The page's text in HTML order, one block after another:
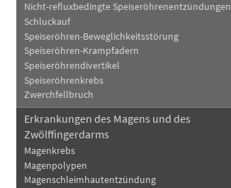
Nicht-refluxbedingte Speiseröhrenentzündungen
Schluckauf
Speiseröhren-Beweglichkeitsstörung
Speiseröhren-Krampfadern
Speiseröhrendivertikel
Speiseröhrenkrebs
Zwerchfellbruch
Erkrankungen des Magens und des
Zwölffingerdarms
Magenkrebs
Magenpolypen
Magenschleimhautentzündung